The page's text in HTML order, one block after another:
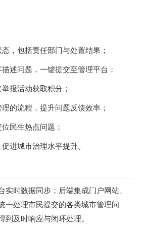
，包括责任部门与处置结果；
描述问题，一键提交至管理平台；
报活动获取积分；
的流程，提升问题反馈效率；
民生热点问题；
进城市治理水平提升。
实时数据同步；后端集成门户网站、
一处理市民提交的各类城市管理问
到及时响应与闭环处理。